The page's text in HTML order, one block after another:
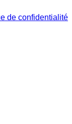
de confidentialité